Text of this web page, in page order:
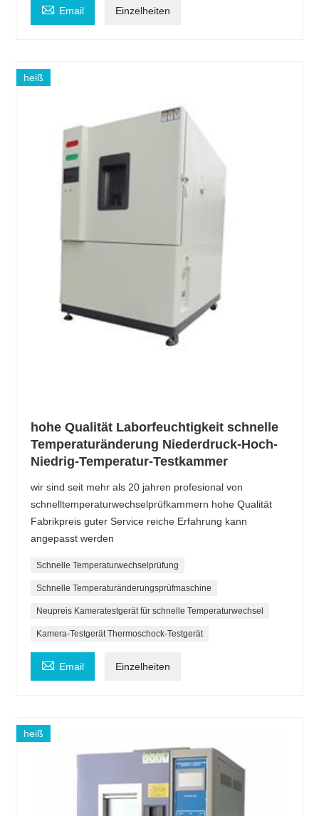
 Email Einzelheiten
heiß
hohe Qualität Laborfeuchtigkeit schnelle
Temperaturänderung Niederdruck-Hoch-
Niedrig-Temperatur-Testkammer
wir sind seit mehr als 20 jahren profesional von
schnelltemperaturwechselprüfkammern hohe Qualität
Fabrikpreis guter Service reiche Erfahrung kann
angepasst werden
Schnelle Temperaturwechselprüfung
Schnelle Temperaturänderungsprüfmaschine
Neupreis Kameratestgerät für schnelle Temperaturwechsel
Kamera-Testgerät Thermoschock-Testgerät
 Email Einzelheiten
heiß